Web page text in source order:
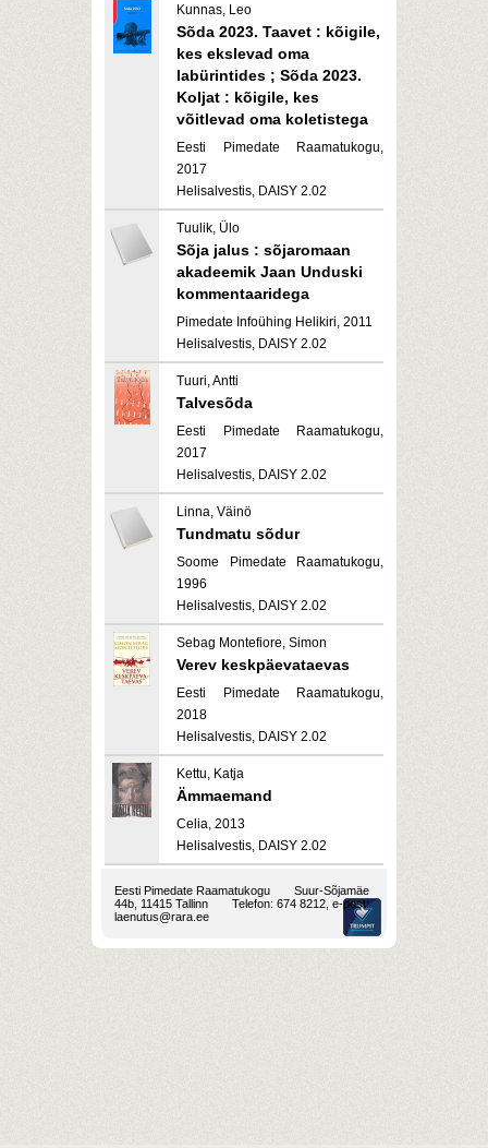
Kunnas, Leo
Sõda 2023. Taavet : kõigile,
kes ekslevad oma
labürintides ; Sõda 2023.
Koljat : kõigile, kes
võitlevad oma koletistega
Eesti Pimedate Raamatukogu,
2017
Helisalvestis, DAISY 2.02
Tuulik, Ülo
Sõja jalus : sõjaromaan
akadeemik Jaan Unduski
kommentaaridega
Pimedate Infoühing Helikiri, 2011
Helisalvestis, DAISY 2.02
Tuuri, Antti
Talvesõda
Eesti Pimedate Raamatukogu,
2017
Helisalvestis, DAISY 2.02
Linna, Väinö
Tundmatu sõdur
Soome Pimedate Raamatukogu,
1996
Helisalvestis, DAISY 2.02
Sebag Montefiore, Simon
Verev keskpäevataevas
Eesti Pimedate Raamatukogu,
2018
Helisalvestis, DAISY 2.02
Kettu, Katja
Ämmaemand
Celia, 2013
Helisalvestis, DAISY 2.02
Eesti Pimedate Raamatukogu
Suur-Sõjamäe
44b, 11415 Tallinn
Telefon: 674 8212, e-post:
laenutus@rara.ee